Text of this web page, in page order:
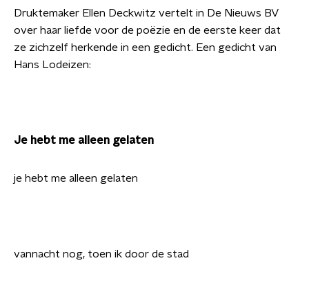
Druktemaker Ellen Deckwitz vertelt in De Nieuws BV
over haar liefde voor de poëzie en de eerste keer dat
ze zichzelf herkende in een gedicht. Een gedicht van
Hans Lodeizen:
Je hebt me alleen gelaten
je hebt me alleen gelaten
vannacht nog, toen ik door de stad